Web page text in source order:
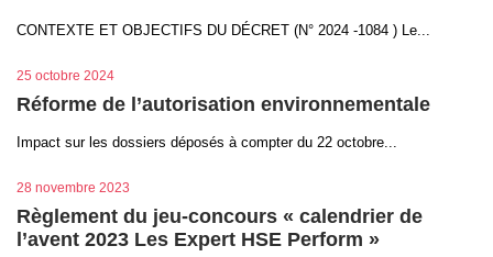
CONTEXTE ET OBJECTIFS DU DÉCRET (N° 2024 -1084 ) Le...
25 octobre 2024
Réforme de l’autorisation environnementale
Impact sur les dossiers déposés à compter du 22 octobre...
28 novembre 2023
Règlement du jeu-concours « calendrier de
l’avent 2023 Les Expert HSE Perform »